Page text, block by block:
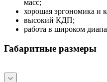
масс;
хорошая эргономика и
высокий КДП;
работа в широком
Габаритные размеры